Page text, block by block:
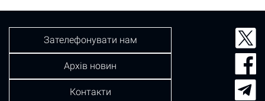
Зателефонувати нам
Архів новин
Контакти